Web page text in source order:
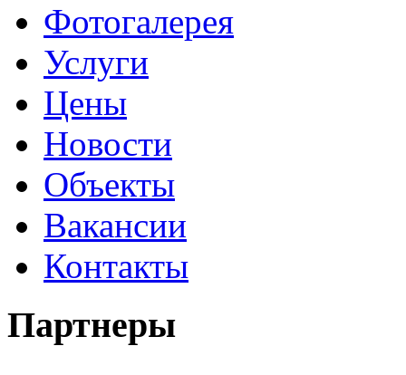
Фотогалерея
Услуги
Цены
Новости
Объекты
Вакансии
Контакты
Партнеры